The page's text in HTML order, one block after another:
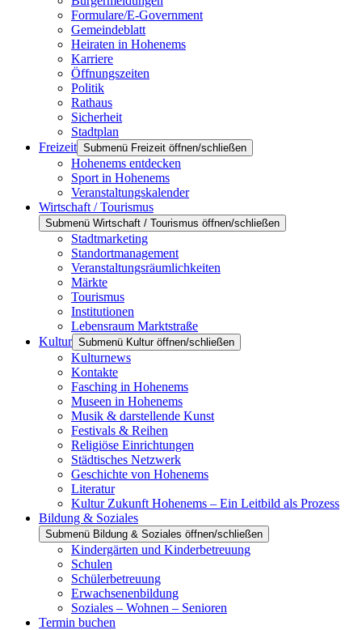
Formulare/E-Government
Gemeindeblatt
Heiraten in Hohenems
Karriere
Öffnungszeiten
Politik
Rathaus
Sicherheit
Stadtplan
Freizeit Submenü Freizeit öffnen/schließen
Hohenems entdecken
Sport in Hohenems
Veranstaltungskalender
Wirtschaft / Tourismus
Submenü Wirtschaft / Tourismus öffnen/schließen
Stadtmarketing
Standortmanagement
Veranstaltungsräumlichkeiten
Märkte
Tourismus
Institutionen
Lebensraum Marktstraße
Kultur Submenü Kultur öffnen/schließen
Kulturnews
Kontakte
Fasching in Hohenems
Museen in Hohenems
Musik & darstellende Kunst
Festivals & Reihen
Religiöse Einrichtungen
Städtisches Netzwerk
Geschichte von Hohenems
Literatur
Kultur Zukunft Hohenems – Ein Leitbild als Prozess
Bildung & Soziales
Submenü Bildung & Soziales öffnen/schließen
Kindergärten und Kinderbetreuung
Schulen
Schülerbetreuung
Erwachsenenbildung
Soziales – Wohnen – Senioren
Termin buchen